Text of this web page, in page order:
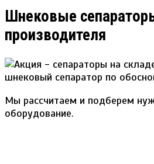
Шнековые
производителя
шнековый сепаратор по
Мы рассчитаем и подберем
оборудование.